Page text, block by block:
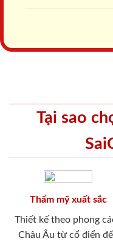
Tại sao
Thẩm mỹ xuất sắc
Thiết kế theo phong
Châu Âu từ cổ điển